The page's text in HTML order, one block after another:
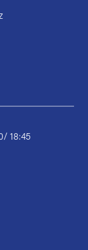
18:45